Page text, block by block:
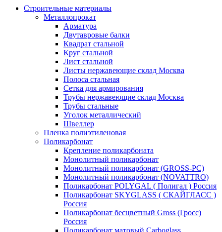
Строительные материалы
Металлопрокат
Арматура
Двутавровые балки
Квадрат стальной
Круг стальной
Лист стальной
Листы нержавеющие склад Москва
Полоса стальная
Сетка для армирования
Трубы нержавеющие склад Москва
Трубы стальные
Уголок металлический
Швеллер
Пленка полиэтиленовая
Поликарбонат
Крепление поликарбоната
Монолитный поликарбонат
Монолитный поликарбонат (GROSS-PC)
Монолитный поликарбонат (NOVATTRO)
Поликарбонат POLYGAL ( Полигал ) Россия
Поликарбонат SKYGLASS ( СКАЙГЛАСС )
Россия
Поликарбонат бесцветный Gross (Гросс)
Россия
Поликарбонат матовый Carboglass